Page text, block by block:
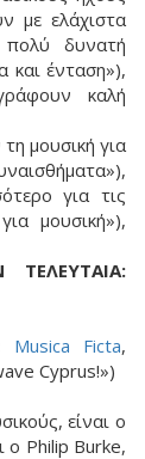
με ελάχιστα
πολύ δυνατή
και ένταση»),
καλή
μουσική για
για τις
μουσική»),
Musica Ficta,
Cyprus!»)
είναι ο
ο Philip Burke,